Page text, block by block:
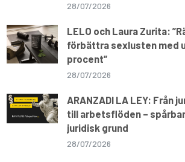
28/07/2026
LELO och Laura Zurita:
förbättra sexlusten med
procent”
28/07/2026
ARANZADI LA LEY: Från
till arbetsflöden –
juridisk grund
28/07/2026